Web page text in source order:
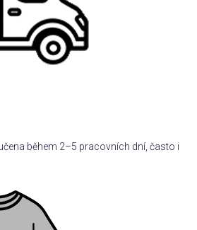
během 2–5 pracovních dní, často i